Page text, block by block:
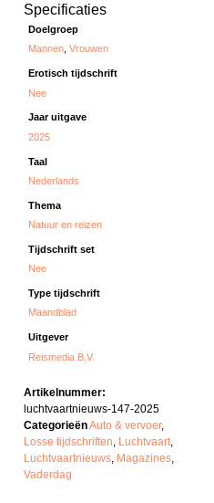
Specificaties
Doelgroep
Mannen,Vrouwen
Erotisch tijdschrift
Nee
Jaar uitgave
2025
Taal
Nederlands
Thema
Natuur en reizen
Tijdschrift set
Nee
Type tijdschrift
Maandblad
Uitgever
Reismedia B.V.
Artikelnummer:
luchtvaartnieuws-147-2025
CategorieënAuto & vervoer,
Losse tijdschriften, Luchtvaart,
Luchtvaartnieuws, Magazines,
Vaderdag